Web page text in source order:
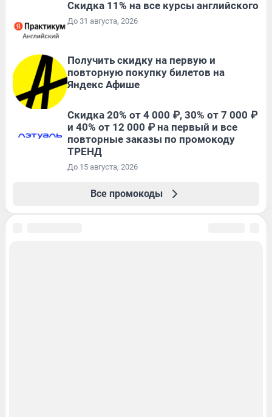
Скидка 11% на все курсы английского
До 31 августа, 2026
Получить скидку на первую и
повторную покупку билетов на
Яндекс Афише
Скидка 20% от 4 000 ₽, 30% от 7 000 ₽
и 40% от 12 000 ₽ на первый и все
повторные заказы по промокоду
ТРЕНД
До 15 августа, 2026
Все промокоды